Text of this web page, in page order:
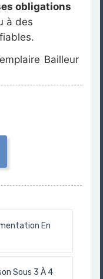
obligations
à des
Bailleur
En
Sous 3 À 4